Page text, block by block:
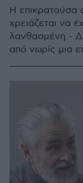
Η επικρατούσα
χρειάζεται να
λανθασμένη -
από νωρίς μια